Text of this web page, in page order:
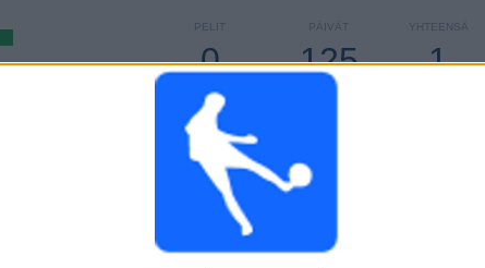
YHTEENSÄ
1
PÄIVÄT
125
PELIT
0
PERÄKKÄISET
MAKSUPELIT
YHTEENSÄ
1
KILPAILUT